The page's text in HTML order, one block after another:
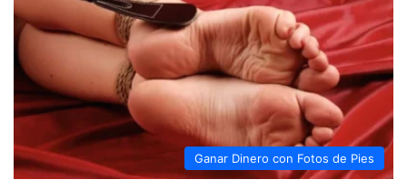
Ganar Dinero con Fotos de Pies